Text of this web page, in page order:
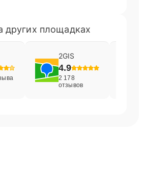
других площадках
2GIS
4.9
2 178
отзывов